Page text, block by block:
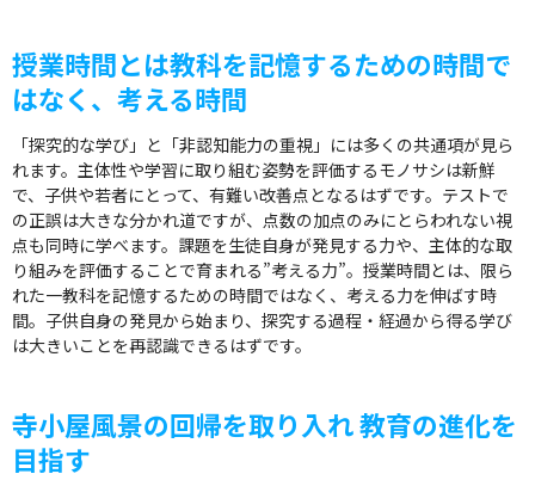
授業時間とは教科を記憶するための時間で
はなく、考える時間
「探究的な学び」と「非認知能力の重視」には多くの共通項が見ら
れます。主体性や学習に取り組む姿勢を評価するモノサシは新鮮
で、子供や若者にとって、有難い改善点となるはずです。テストで
の正誤は大きな分かれ道ですが、点数の加点のみにとらわれない視
点も同時に学べます。課題を生徒自身が発見する力や、主体的な取
り組みを評価することで育まれる”考える力”。授業時間とは、限ら
れた一教科を記憶するための時間ではなく、考える力を伸ばす時
間。子供自身の発見から始まり、探究する過程・経過から得る学び
は大きいことを再認識できるはずです。
寺小屋風景の回帰を取り入れ 教育の進化を
目指す